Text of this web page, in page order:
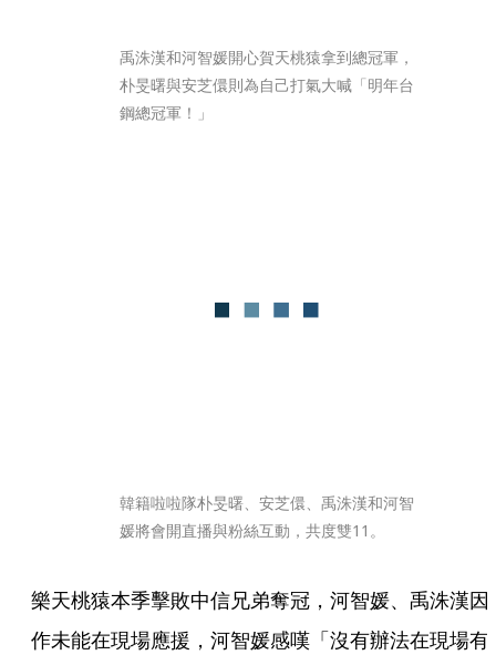
禹洙漢和河智媛開心賀天桃猿拿到總冠軍，
朴旻曙與安芝儇則為自己打氣大喊「明年台
鋼總冠軍！」
韓籍啦啦隊朴旻曙、安芝儇、禹洙漢和河智
媛將會開直播與粉絲互動，共度雙11。
樂天桃猿本季擊敗中信兄弟奪冠，河智媛、禹洙漢因
作未能在現場應援，河智媛感嘆「沒有辦法在現場有